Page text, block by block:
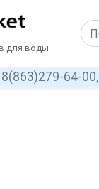
для воды
8(863)279-64-00,